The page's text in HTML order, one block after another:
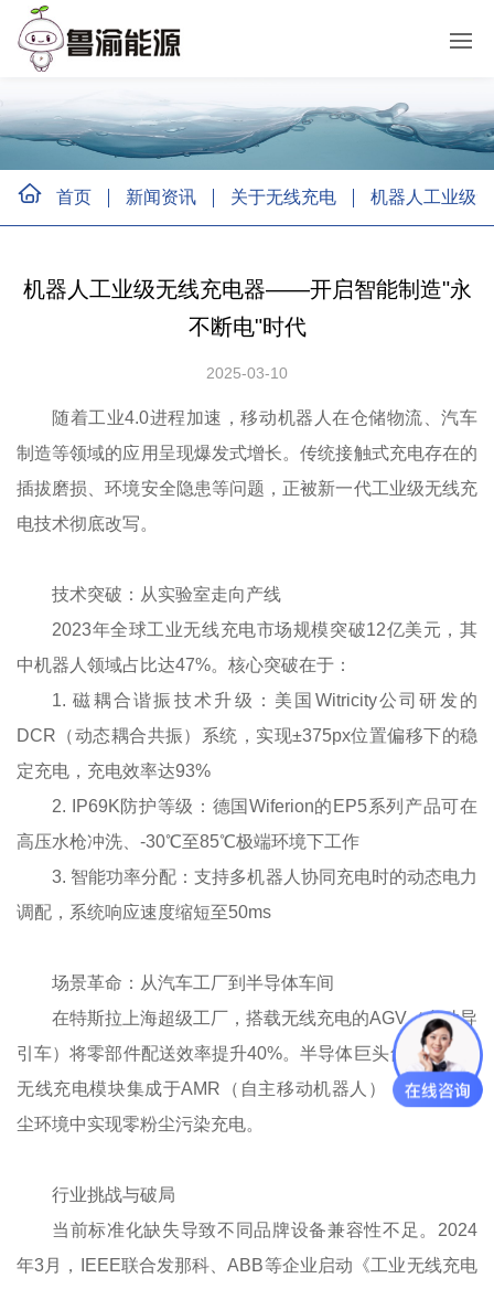
首页 新闻资讯 关于无线充电 机器人工业级
机器人工业级无线充电器——开启智能制造"永
不断电"时代
2025-03-10
随着工业4.0进程加速，移动机器人在仓储物流、汽车
制造等领域的应用呈现爆发式增长。传统接触式充电存在的
插拔磨损、环境安全隐患等问题，正被新一代工业级无线充
电技术彻底改写。
技术突破：从实验室走向产线
2023年全球工业无线充电市场规模突破12亿美元，其
中机器人领域占比达47%。核心突破在于：
1. 磁耦合谐振技术升级：美国Witricity公司研发的
DCR（动态耦合共振）系统，实现±375px位置偏移下的稳
定充电，充电效率达93%
2. IP69K防护等级：德国Wiferion的EP5系列产品可在
高压水枪冲洗、-30℃至85℃极端环境下工作
3. 智能功率分配：支持多机器人协同充电时的动态电力
调配，系统响应速度缩短至50ms
场景革命：从汽车工厂到半导体车间
在特斯拉上海超级工厂，搭载无线充电的AGV（自动导
引车）将零部件配送效率提升40%。半导体巨头台积电更将
无线充电模块集成于AMR（自主移动机器人），在千级无
尘环境中实现零粉尘污染充电。
行业挑战与破局
当前标准化缺失导致不同品牌设备兼容性不足。2024
年3月，IEEE联合发那科、ABB等企业启动《工业无线充电